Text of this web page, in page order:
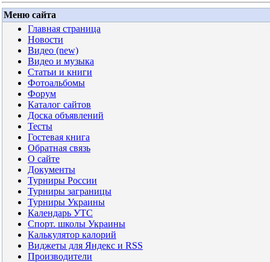
Меню сайта
Главная страница
Новости
Видео (new)
Видео и музыка
Статьи и книги
Фотоальбомы
Форум
Каталог сайтов
Доска объявлений
Тесты
Гостевая книга
Обратная связь
О сайте
Документы
Турниры России
Турниры заграницы
Турниры Украины
Календарь УТС
Спорт. школы Украины
Калькулятор калорий
Виджеты для Яндекс и RSS
Производители